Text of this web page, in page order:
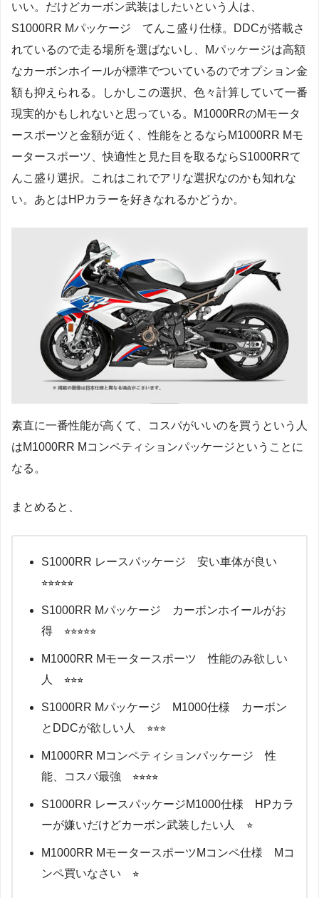
いい。だけどカーボン武装はしたいという人は、
S1000RR Mパッケージ てんこ盛り仕様。DDCが搭載さ
れているので走る場所を選ばないし、Mパッケージは高額
なカーボンホイールが標準でついているのでオプション金
額も抑えられる。しかしこの選択、色々計算していて一番
現実的かもしれないと思っている。M1000RRのMモータ
ースポーツと金額が近く、性能をとるならM1000RR Mモ
ータースポーツ、快適性と見た目を取るならS1000RRて
んこ盛り選択。これはこれでアリな選択なのかも知れな
い。あとはHPカラーを好きなれるかどうか。
素直に一番性能が高くて、コスパがいいのを買うという人
はM1000RR Mコンペティションパッケージということに
なる。
まとめると、
S1000RR レースパッケージ 安い車体が良い
⭐︎⭐︎⭐︎⭐︎⭐︎
S1000RR Mパッケージ カーボンホイールがお
得 ⭐︎⭐︎⭐︎⭐︎⭐︎
M1000RR Mモータースポーツ 性能のみ欲しい
人 ⭐︎⭐︎⭐︎
S1000RR Mパッケージ M1000仕様 カーボン
とDDCが欲しい人 ⭐︎⭐︎⭐︎
M1000RR Mコンペティションパッケージ 性
能、コスパ最強 ⭐︎⭐︎⭐︎⭐︎
S1000RR レースパッケージM1000仕様 HPカラ
ーが嫌いだけどカーボン武装したい人 ⭐︎
M1000RR MモータースポーツMコンペ仕様 Mコ
ンペ買いなさい ⭐︎